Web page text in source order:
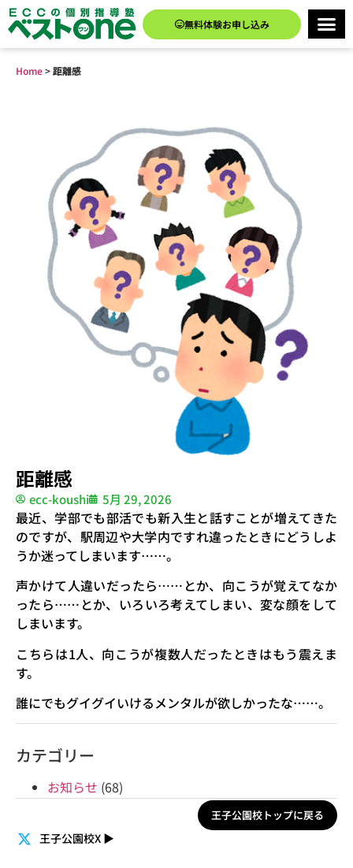
無料体験お申し込み
Home>距離感
距離感
ecc-koushi 5月 29, 2026
最近、学部でも部活でも新入生と話すことが増えてきた
のですが、駅周辺や大学内ですれ違ったときにどうしよ
うか迷ってしまいます……。
声かけて人違いだったら……とか、向こうが覚えてなか
ったら……とか、いろいろ考えてしまい、変な顔をして
しまいます。
こちらは1人、向こうが複数人だったときはもう震えま
す。
誰にでもグイグイいけるメンタルが欲しかったな……。
カテゴリー
お知らせ (68)
王子公園校トップに戻る
王子公園校X ▶